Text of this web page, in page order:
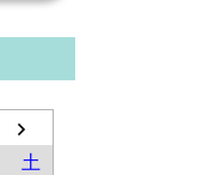
土